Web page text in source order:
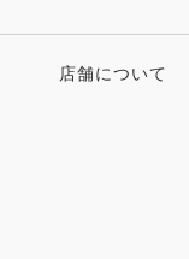
店舗について